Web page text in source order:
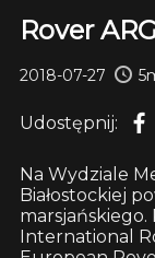
Rover
2018-07-27
Udostępnij:
Na Wydziale
Białostockiej
International